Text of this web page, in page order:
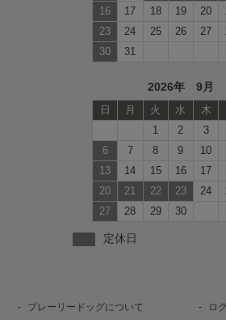
16
17 18 19 20
23
24 25 26 27
30
31
2026年 9月
日 月 火 水 木
1
2 3
6
7 8 9 10
13
14 15 16 17
20
21 22 23 24
27
28 29 30
定休日
プレーリードッグについて ロ